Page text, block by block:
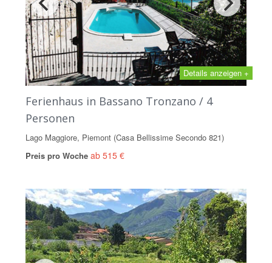
Details anzeigen +
Ferienhaus in Bassano Tronzano / 4
Personen
Lago Maggiore, Piemont (Casa Bellissime Secondo 821)
Preis pro Woche ab 515 €